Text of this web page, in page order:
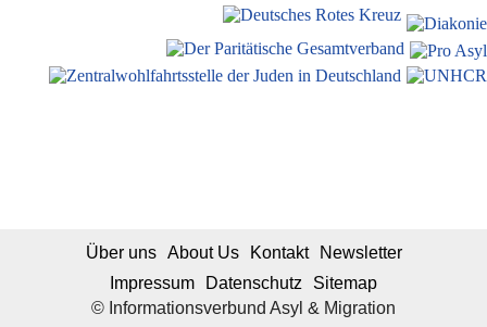
© Informationsverbund Asyl & Migration
Über uns About Us Kontakt
Newsletter
Impressum
Datenschutz Sitemap